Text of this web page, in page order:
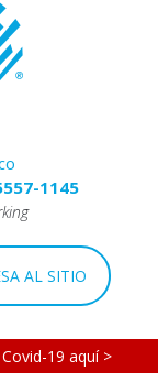
1145
AL SITIO
19 aquí >